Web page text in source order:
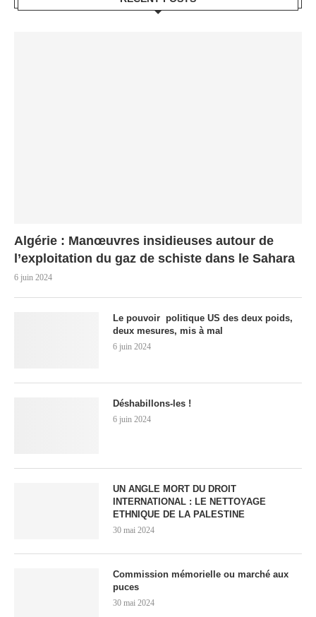
Algérie : Manœuvres insidieuses autour de
l’exploitation du gaz de schiste dans le Sahara
6 juin 2024
Le pouvoir politique US des deux poids,
deux mesures, mis à mal
6 juin 2024
Déshabillons-les !
6 juin 2024
UN ANGLE MORT DU DROIT
INTERNATIONAL : LE NETTOYAGE
ETHNIQUE DE LA PALESTINE
30 mai 2024
Commission mémorielle ou marché aux
puces
30 mai 2024